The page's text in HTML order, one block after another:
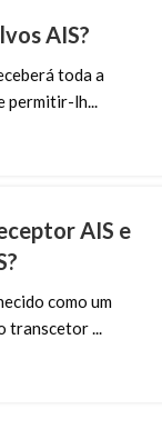
AIS?
toda a
permitir-lh...
AIS e
como um
transcetor ...